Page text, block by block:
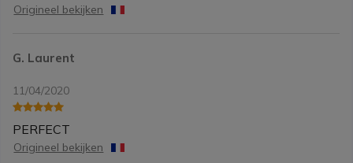
Origineel bekijken
G. Laurent
11/04/2020
PERFECT
Origineel bekijken